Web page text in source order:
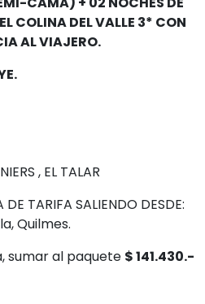
COLINA DEL VALLE 3* CON
AL VIAJERO.
, EL TALAR
TARIFA SALIENDO DESDE:
Quilmes.
sumar al paquete $ 141.430.-